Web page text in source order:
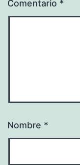
Comentario *
Nombre *